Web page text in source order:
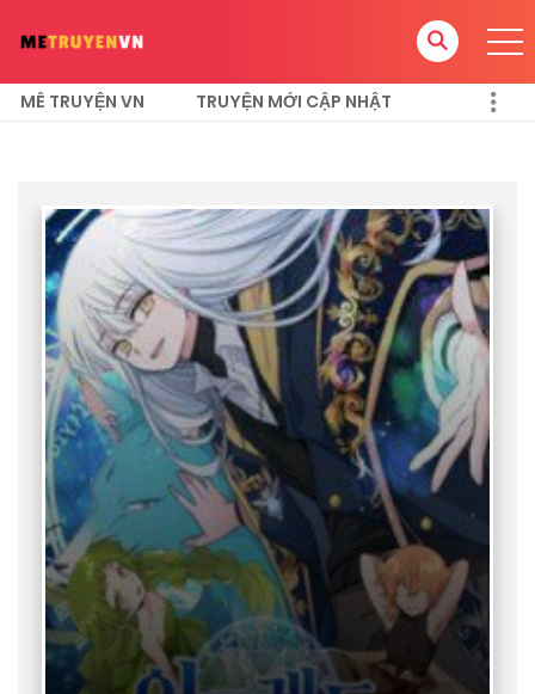
MÊ TRUYỆN VN TRUYỆN MỚI CẬP NHẬT